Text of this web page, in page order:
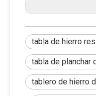
tabla de hierro
tabla de planchar
tablero de hierro